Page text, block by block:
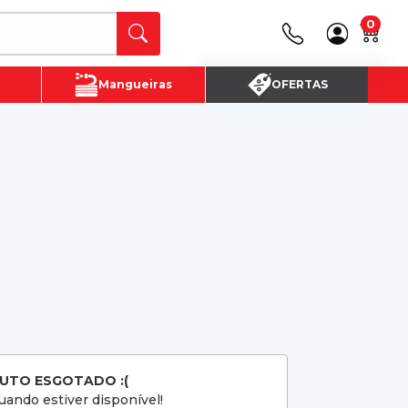
Canais de Atendimento
(16) 3720 - 4700
0
Mangueiras OFERTAS
ESGOTADO :(
estiver disponível!